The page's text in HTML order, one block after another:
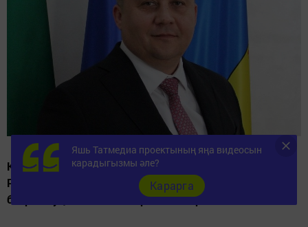
Кадерле мөселманнар, хөрмәтле биектаулылар! Сезне
Рамазан ае тәмамлану һәм Гайдел-фитр — Ураза гаете
бәйрәме уңаеннан чын йөрәктән тәбрик итәм.
Яшь Татмедиа проектының яңа видеосын
карадыгызмы әле?
Карарга